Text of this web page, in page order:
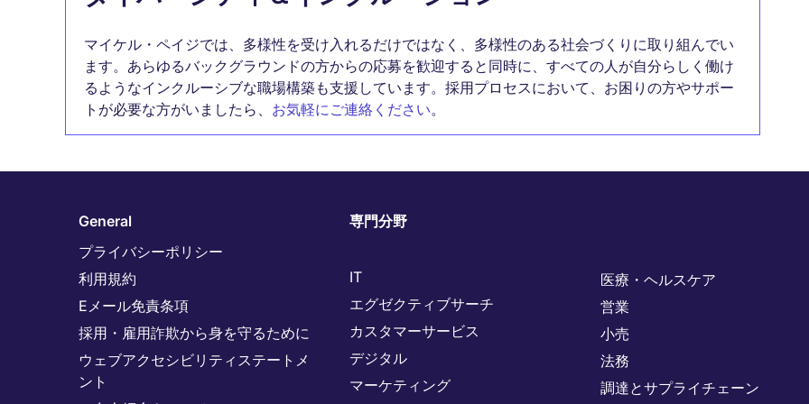
マイケル・ペイジでは、多様性を受け入れるだけではなく、多様性のある社会づくりに取り組んでい
ます。あらゆるバックグラウンドの方からの応募を歓迎すると同時に、すべての人が自分らしく働け
るようなインクルーシブな職場構築も支援しています。採用プロセスにおいて、お困りの方やサポー
トが必要な方がいましたら、 お気軽にご連絡ください。
General
プライバシーポリシー
利用規約
Eメール免責条項
採用・雇用詐欺から身を守るために
ウェブアクセシビリティステートメ
ント
専門分野
IT
エグゼクティブサーチ
カスタマーサービス
デジタル
マーケティング
医療・ヘルスケア
営業
小売
法務
調達とサプライチェーン